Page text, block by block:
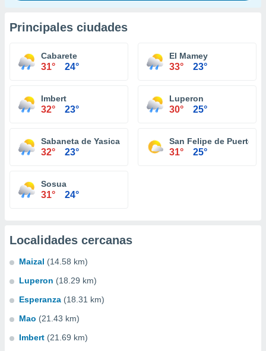
Principales ciudades
Cabarete
31° 24°
El Mamey
33° 23°
Imbert
32° 23°
Luperon
30° 25°
Sabaneta de Yasica
32° 23°
San Felipe de Puerto
31° 25°
Sosua
31° 24°
Localidades cercanas
Maizal (14.58 km)
Luperon (18.29 km)
Esperanza (18.31 km)
Mao (21.43 km)
Imbert (21.69 km)